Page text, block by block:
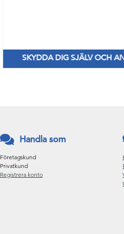
SKYDDA DIG SJÄLV OCH
Nya Priser på nitril &
Handla som
Företagskund
Privatkund
Registrera konto